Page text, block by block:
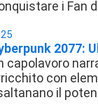
i Fan
2077:
capolavoro
con
il